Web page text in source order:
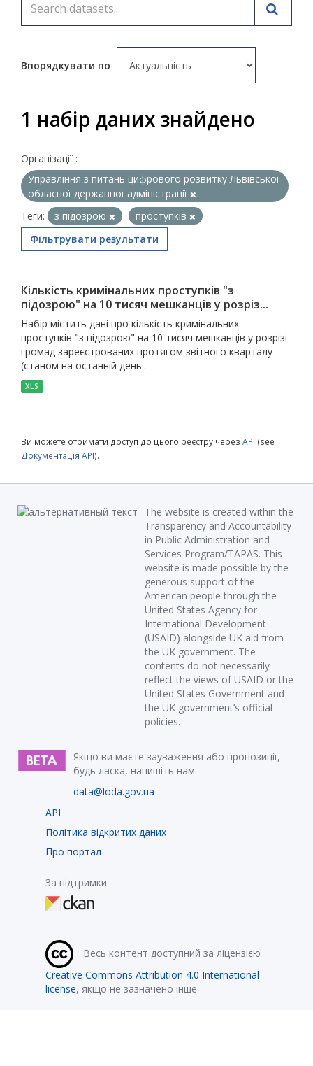
Впорядкувати по
1 набір даних знайдено
Організації :
Управління з питань цифрового розвитку Львівської
обласної державної адміністрації
Теги:
з підозрою
проступків
Фільтрувати результати
Кількість кримінальних проступків "з
підозрою" на 10 тисяч мешканців у розріз...
Набір містить дані про кількість кримінальних
проступків "з підозрою" на 10 тисяч мешканців у розрізі
громад зареєстрованих протягом звітного кварталу
(станом на останній день...
XLS
Ви можете отримати доступ до цього реєстру через API (see
Документація API).
The website is created within the
Transparency and Accountability
in Public Administration and
Services Program/TAPAS. This
website is made possible by the
generous support of the
American people through the
United States Agency for
International Development
(USAID) alongside UK aid from
the UK government. The
contents do not necessarily
reflect the views of USAID or the
United States Government and
the UK government’s official
policies.
Якщо ви маєте зауваження або пропозиції,
будь ласка, напишіть нам:
data@loda.gov.ua
API
Політика відкритих даних
Про портал
За підтримки
Весь контент доступний за ліцензією
Creative Commons Attribution 4.0 International
license, якщо не зазначено інше